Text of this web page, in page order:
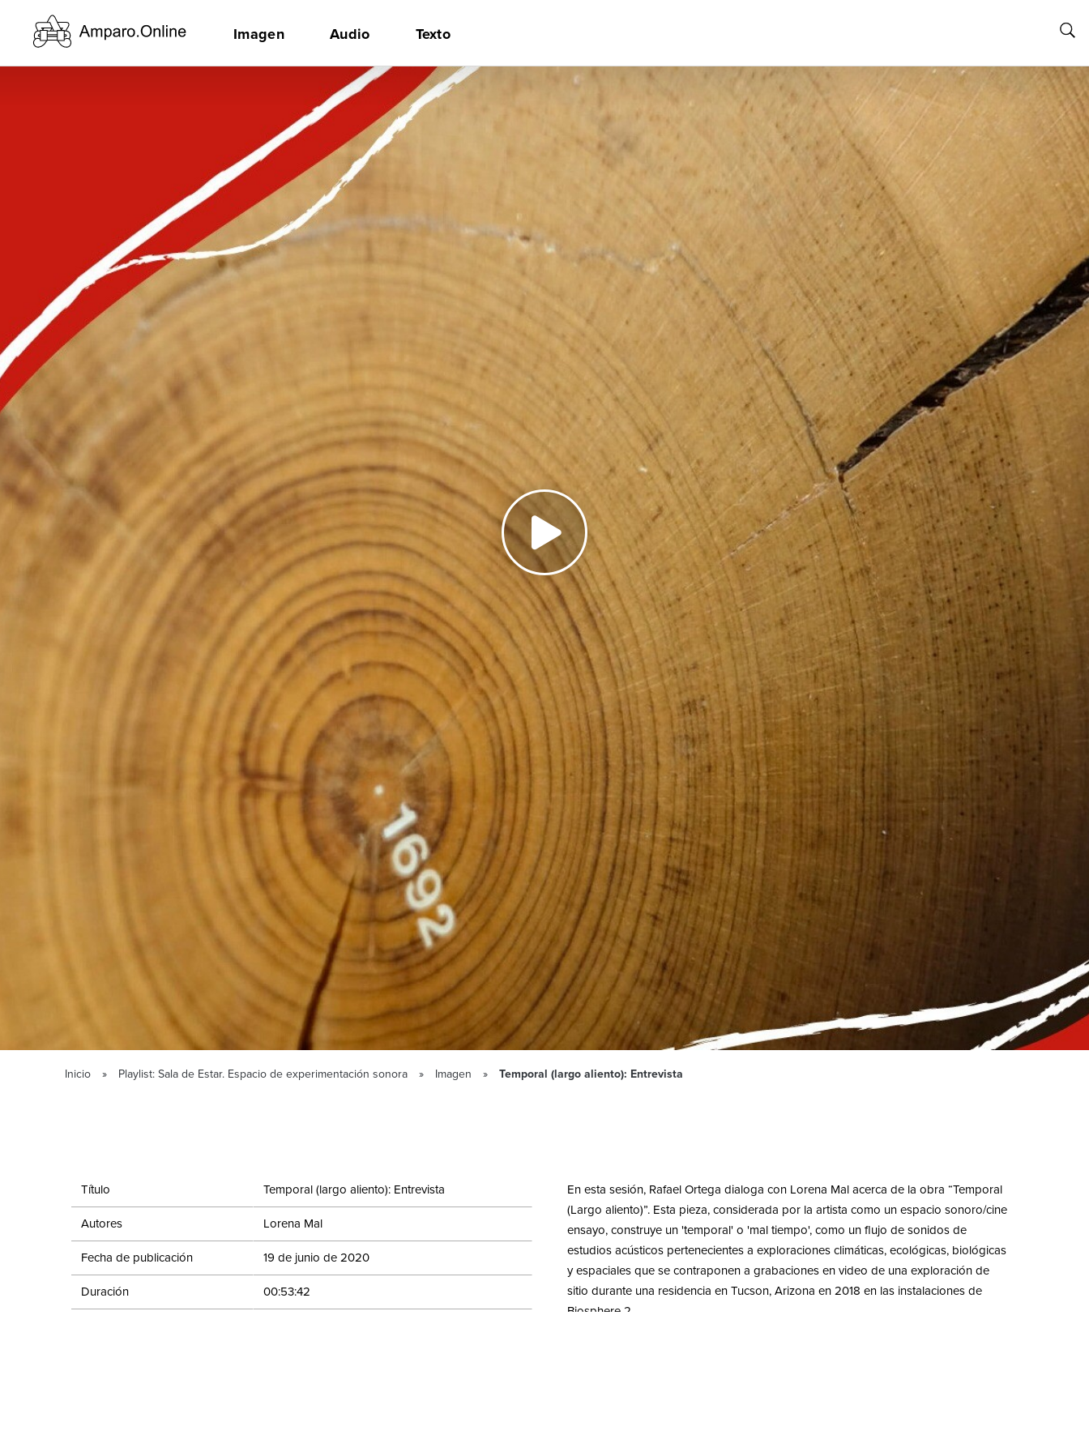
Imagen Audio Texto
Inicio Playlist: Sala de Estar. Espacio de experimentación sonora Imagen Temporal (largo aliento): Entrevista
Título Temporal (largo aliento): Entrevista
Autores Lorena Mal
Fecha de publicación 19 de junio de 2020
Duración 00:53:42
En esta sesión, Rafael Ortega dialoga con Lorena Mal acerca de la obra “Temporal
(Largo aliento)”. Esta pieza, considerada por la artista como un espacio sonoro/cine
ensayo, construye un 'temporal' o 'mal tiempo', como un flujo de sonidos de
estudios acústicos pertenecientes a exploraciones climáticas, ecológicas, biológicas
y espaciales que se contraponen a grabaciones en video de una exploración de
sitio durante una residencia en Tucson, Arizona en 2018 en las instalaciones de
Biosphere 2.